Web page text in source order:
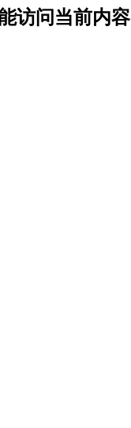
访问当前内容